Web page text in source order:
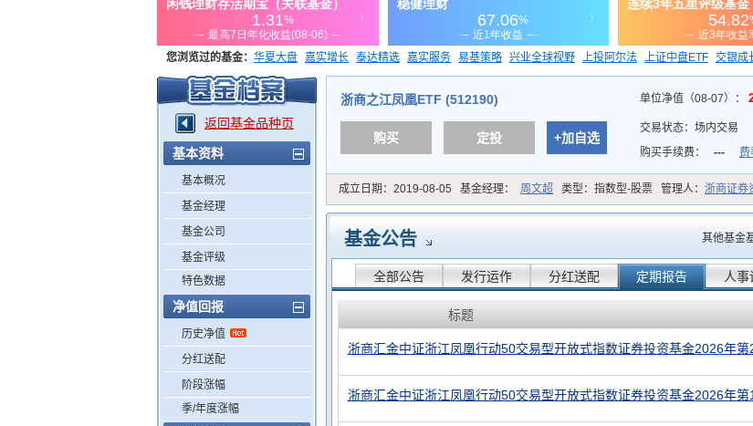
您浏览过的基金： 华夏大盘 嘉实增长 泰达精选 嘉实服务 易基策略 兴业全球视野 上投阿尔法 上证中盘ETF 交银成
添富优势 华安宏利 上证180价值ETF
返回基金品种页
基本资料
基本概况
基金经理
基金公司
基金评级
特色数据
净值回报
历史净值
分红送配
阶段涨幅
季/年度涨幅
浙商之江凤凰ETF (512190)
购买 定投 +加自选
单位净值（08-07）：
交易状态： 场内交易
购买手续费：
--- 费
成立日期： 2019-08-05 基金经理： 周文超 类型： 指数型-股票 管理人： 浙商证券
基金公告 其他基金
全部公告 发行运作 分红送配 定期报告 人事
标题
浙商汇金中证浙江凤凰行动50交易型开放式指数证券投资基金2026年第
浙商汇金中证浙江凤凰行动50交易型开放式指数证券投资基金2026年第